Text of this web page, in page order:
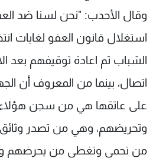
وقال الأحدب: "نحن لسنا ضد
استغلال قانون العفو لغايات
الشباب ثم اعادة توقيفهم بعد
اتصال، بينما من المعروف أن
على عاتقها هي من سجن
وتحريضهم، وهي من تصدر
من تحمي وتغطي من يحرضهم